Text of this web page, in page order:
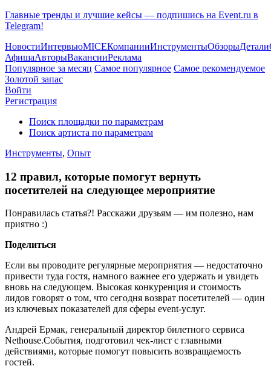
Главные тренды и лучшие кейсы — подпишись на Event.ru в
Telegram!
НовостиИнтервьюMICEКомпанииИнструментыОбзорыДетали
АфишаАвторыВакансииРеклама
Популярное за месяц Самое популярное Самое рекомендуемое
Золотой запас
Войти
Регистрация
Поиск площадки по параметрам
Поиск артиста по параметрам
Инструменты, Опыт
12 правил, которые помогут вернуть
посетителей на следующее мероприятие
Понравилась статья?! Расскажи друзьям — им полезно, нам
приятно :)
Поделиться
Если вы проводите регулярные мероприятия — недостаточно
привести туда гостя, намного важнее его удержать и увидеть
вновь на следующем. Высокая конкуренция и стоимость
лидов говорят о том, что сегодня возврат посетителей — один
из ключевых показателей для сферы event-услуг.
Андрей Ермак, генеральный директор билетного сервиса
Nethouse.События, подготовил чек-лист с главными
действиями, которые помогут повысить возвращаемость
гостей.